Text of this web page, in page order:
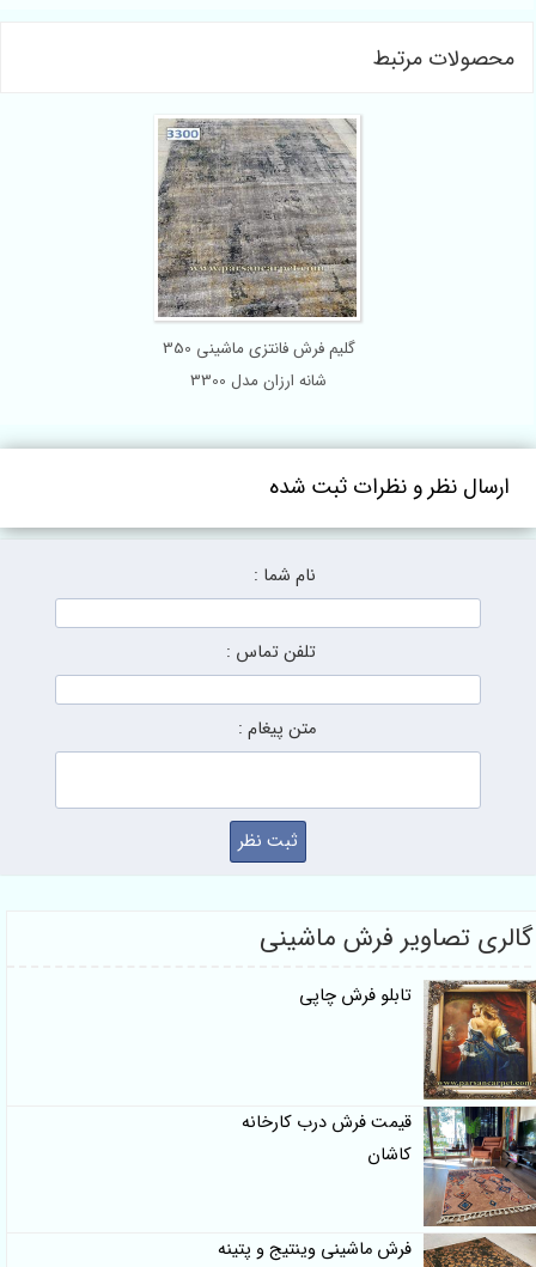
محصولات مرتبط
گلیم فرش فانتزی ماشینی 350
شانه ارزان مدل 3300
ارسال نظر و نظرات ثبت شده
نام شما :
تلفن تماس :
متن پیغام :
گالری تصاویر فرش ماشینی
تابلو فرش چاپی
قیمت فرش درب کارخانه
کاشان
فرش ماشینی وینتیج و پتینه